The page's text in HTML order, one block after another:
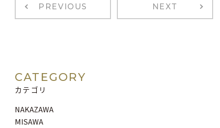
PREVIOUS NEXT
CATEGORY
カテゴリ
NAKAZAWA
MISAWA